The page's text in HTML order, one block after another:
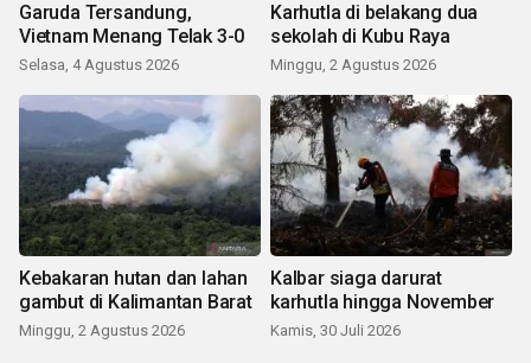
Garuda Tersandung,
Vietnam Menang Telak 3-0
Selasa, 4 Agustus 2026
Karhutla di belakang dua
sekolah di Kubu Raya
Minggu, 2 Agustus 2026
Kebakaran hutan dan lahan
gambut di Kalimantan Barat
Minggu, 2 Agustus 2026
Kalbar siaga darurat
karhutla hingga November
Kamis, 30 Juli 2026